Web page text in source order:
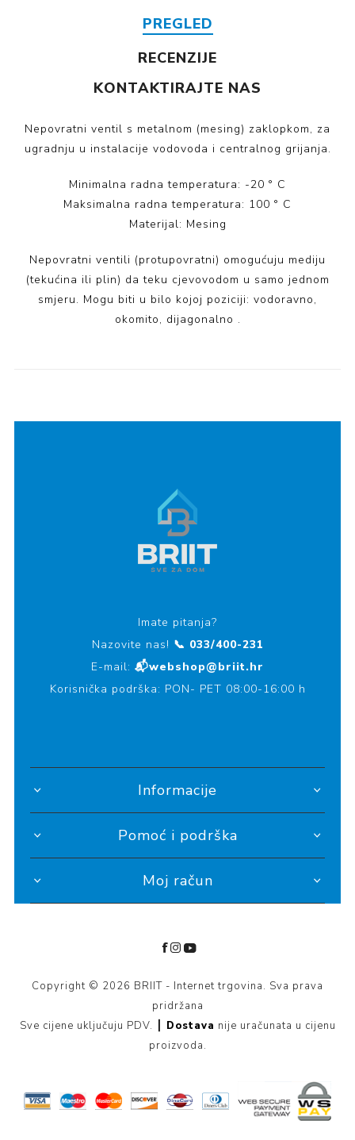
PREGLED
RECENZIJE
KONTAKTIRAJTE NAS
Nepovratni ventil s metalnom (mesing) zaklopkom, za
ugradnju u instalacije vodovoda i centralnog grijanja.
Minimalna radna temperatura: -20 ° C
Maksimalna radna temperatura: 100 ° C
Materijal: Mesing
Nepovratni ventili (protupovratni) omogućuju mediju
(tekućina ili plin) da teku cjevovodom u samo jednom
smjeru. Mogu biti u bilo kojoj poziciji: vodoravno,
okomito, dijagonalno .
Imate pitanja?
Nazovite nas! 📞 033/400-231
E-mail: 📬webshop@briit.hr
Korisnička podrška: PON- PET 08:00-16:00 h
Informacije
Pomoć i podrška
Moj račun
Copyright © 2026 BRIIT - Internet trgovina. Sva prava
pridržana
Sve cijene uključuju PDV. ┃ Dostava nije uračunata u cijenu
proizvoda.